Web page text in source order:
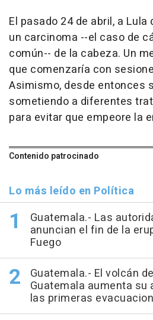
El pasado 24 de abril, a
un carcinoma --el caso de
común-- de la cabeza. Un
que comenzaría con
Asimismo, desde entonces
sometiendo a diferentes
para evitar que empeore la
Contenido patrocinado
Lo más leído en Política
Guatemala.- Las
anuncian el fin de la
Fuego
Guatemala.- El volcán
Guatemala aumenta su
las primeras